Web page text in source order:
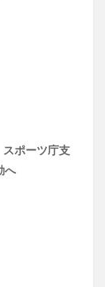
ポーツ庁支
へ